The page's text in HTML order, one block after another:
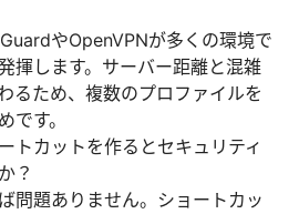
やOpenVPNが多くの環境で
揮します。サーバー距離と混雑
るため、複数のプロファイルを
です。
トカットを作るとセキュリティ
？
問題ありません。ショートカッ